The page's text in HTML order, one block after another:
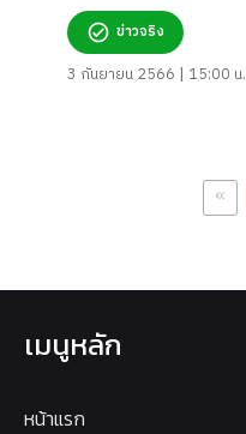
ข่าวจริง
3 กันยายน 2566 | 15:00 น.
«
เมนูหลัก
หน้าแรก